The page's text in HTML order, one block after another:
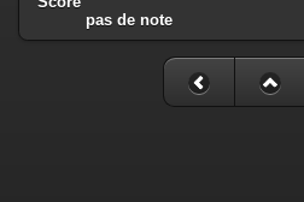
pas de note